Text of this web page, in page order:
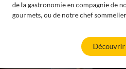
de la gastronomie en compagnie de
gourmets, ou de notre chef
Découvrir